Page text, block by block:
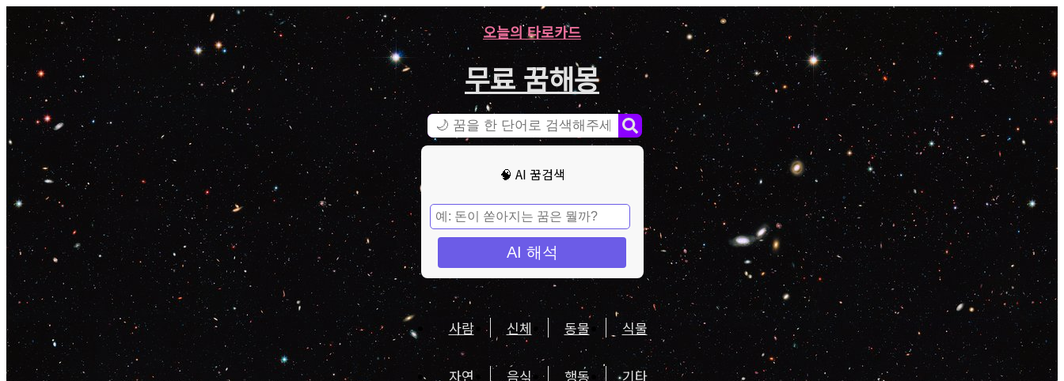
오늘의 타로카드
무료 꿈해몽
🧠 AI 꿈검색
AI 해석
사람 신체 동물 식물
자연 음식 행동 기타